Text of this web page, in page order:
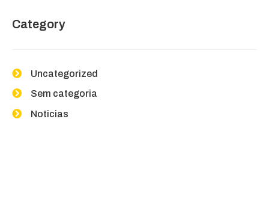
Category
Uncategorized
Sem categoria
Noticias